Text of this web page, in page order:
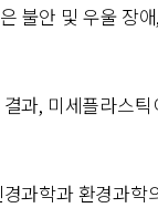
불안 및 우울 장
과, 미세플라스
과학과 환경과학